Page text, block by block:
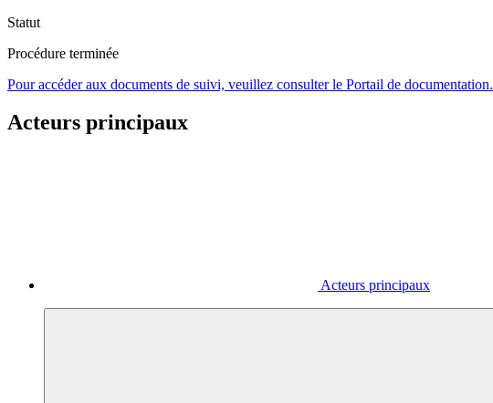
Statut
Procédure terminée
Pour accéder aux documents de suivi, veuillez consulter le Portail de documentation.
Acteurs principaux
Acteurs principaux